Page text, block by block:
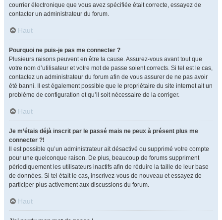
courrier électronique que vous avez spécifiée était correcte, essayez de
contacter un administrateur du forum.
Haut
Pourquoi ne puis-je pas me connecter ?
Plusieurs raisons peuvent en être la cause. Assurez-vous avant tout que
votre nom d’utilisateur et votre mot de passe soient corrects. Si tel est le cas,
contactez un administrateur du forum afin de vous assurer de ne pas avoir
été banni. Il est également possible que le propriétaire du site internet ait un
problème de configuration et qu’il soit nécessaire de la corriger.
Haut
Je m’étais déjà inscrit par le passé mais ne peux à présent plus me
connecter ?!
Il est possible qu’un administrateur ait désactivé ou supprimé votre compte
pour une quelconque raison. De plus, beaucoup de forums suppriment
périodiquement les utilisateurs inactifs afin de réduire la taille de leur base
de données. Si tel était le cas, inscrivez-vous de nouveau et essayez de
participer plus activement aux discussions du forum.
Haut